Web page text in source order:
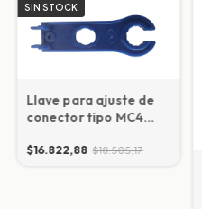
SIN STOCK
Llave para ajuste de
conector tipo MC4
$16.822,88 $18.505,17